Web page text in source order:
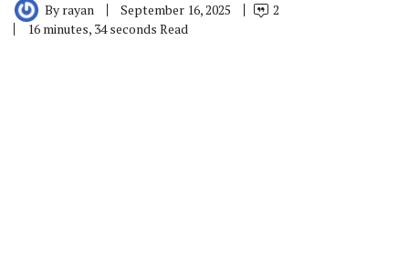
By rayan September 16, 2025
2
16 minutes, 34 seconds Read